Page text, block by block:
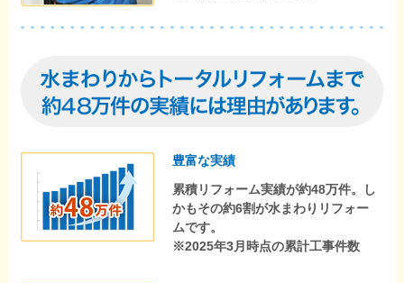
豊富な実績
累積リフォーム実績が約48万件。し
かもその約6割が水まわりリフォー
ムです。
※2025年3月時点の累計工事件数